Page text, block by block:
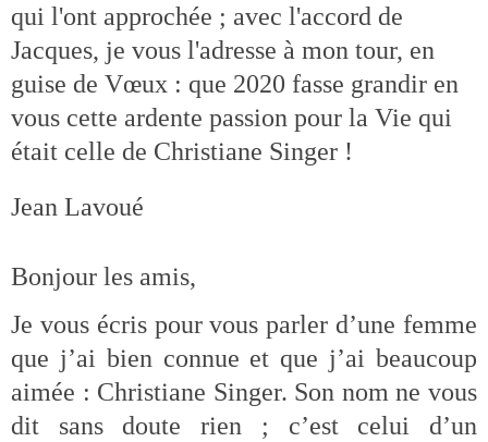
qui l'ont approchée ; avec l'accord de
Jacques, je vous l'adresse à mon tour, en
guise de Vœux : que 2020 fasse grandir en
vous cette ardente passion pour la Vie qui
était celle de Christiane Singer !
Jean Lavoué
Bonjour les amis,
Je vous écris pour vous parler d’une femme
que j’ai bien connue et que j’ai beaucoup
aimée : Christiane Singer. Son nom ne vous
dit sans doute rien ; c’est celui d’un